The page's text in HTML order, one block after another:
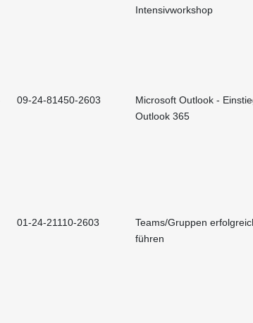
Intensivworkshop
09-24-81450-2603
Microsoft Outlook -
Outlook 365
01-24-21110-2603
Teams/Gruppen
führen